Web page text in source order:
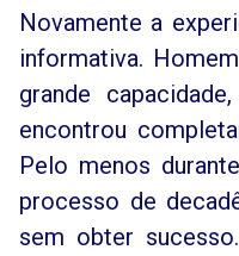
Novamente a
informativa.
grande
encontrou
Pelo menos
processo de
sem obter